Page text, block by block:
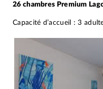
26 chambres Premium
Capacité d’accueil : 3